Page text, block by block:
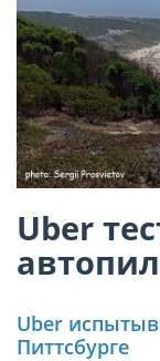
Uber
Uber
Питтсбурге